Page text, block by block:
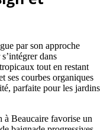
par son approche
dans
tout en restant
ses courbes organiques
parfaite pour les jardins
à Beaucaire favorise un